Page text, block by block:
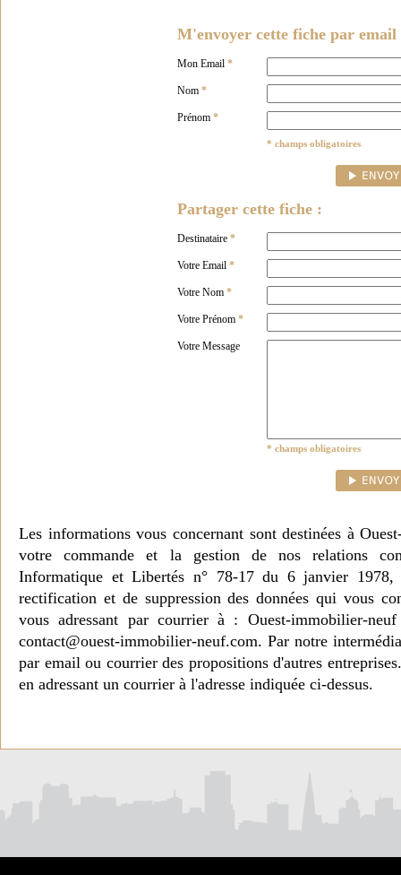
M'envoyer cette fiche par email
Mon Email *
Nom *
Prénom *
* champs obligatoires
Partager cette fiche :
Destinataire *
Votre Email *
Votre Nom *
Votre Prénom *
Votre Message
* champs obligatoires
Les informations vous concernant sont destinées à
votre commande et la gestion de nos relations
Informatique et Libertés n° 78-17 du 6 janvier 1978,
rectification et de suppression des données qui vous
vous adressant par courrier à : Ouest-immobilier-
contact@ouest-immobilier-neuf.com. Par notre
par email ou courrier des propositions d'autres
en adressant un courrier à l'adresse indiquée ci-dessus.